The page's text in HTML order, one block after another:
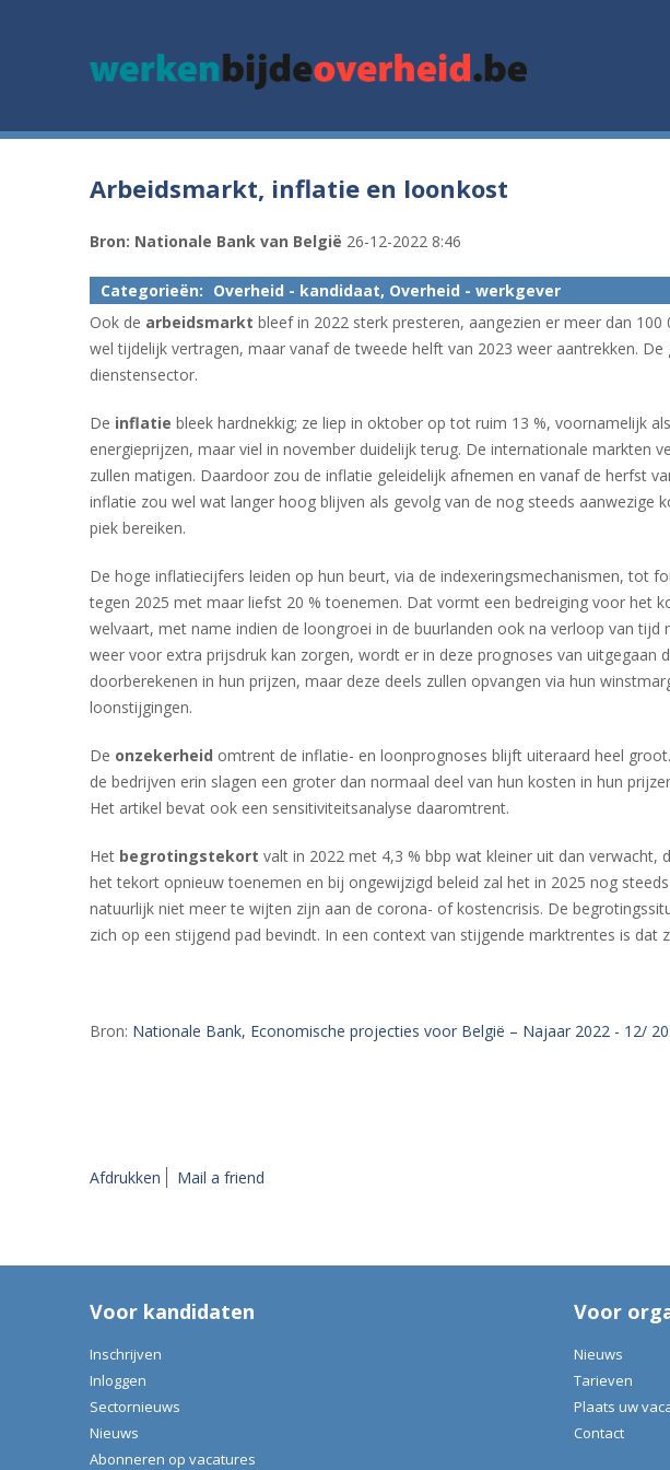
Arbeidsmarkt, inflatie en loonkost
Bron: Nationale Bank van België 26-12-2022 8:46
Categorieën: Overheid - kandidaat, Overheid - werkgever
Ook de arbeidsmarkt bleef in 2022 sterk presteren, aangezien er meer dan
wel tijdelijk vertragen, maar vanaf de tweede helft van 2023 weer aantrekken.
dienstensector.
De inflatie bleek hardnekkig; ze liep in oktober op tot ruim 13 %, voornamelijk
energieprijzen, maar viel in november duidelijk terug. De internationale markten
zullen matigen. Daardoor zou de inflatie geleidelijk afnemen en vanaf de herfst
inflatie zou wel wat langer hoog blijven als gevolg van de nog steeds aanwezige
piek bereiken.
De hoge inflatiecijfers leiden op hun beurt, via de indexeringsmechanismen, tot
tegen 2025 met maar liefst 20 % toenemen. Dat vormt een bedreiging voor het
welvaart, met name indien de loongroei in de buurlanden ook na verloop van
weer voor extra prijsdruk kan zorgen, wordt er in deze prognoses van uitgegaan
doorberekenen in hun prijzen, maar deze deels zullen opvangen via hun
loonstijgingen.
De onzekerheid omtrent de inflatie- en loonprognoses blijft uiteraard heel
de bedrijven erin slagen een groter dan normaal deel van hun kosten in hun
Het artikel bevat ook een sensitiviteitsanalyse daaromtrent.
Het begrotingstekort valt in 2022 met 4,3 % bbp wat kleiner uit dan verwacht,
het tekort opnieuw toenemen en bij ongewijzigd beleid zal het in 2025 nog
natuurlijk niet meer te wijten zijn aan de corona- of kostencrisis. De
zich op een stijgend pad bevindt. In een context van stijgende marktrentes is dat
Bron: Nationale Bank, Economische projecties voor België – Najaar 2022 - 12/
Afdrukken Mail a friend
Voor kandidaten
Inschrijven
Inloggen
Sectornieuws
Nieuws
Abonneren op vacatures
Voor
Nieuws
Tarieven
Plaats uw
Contact